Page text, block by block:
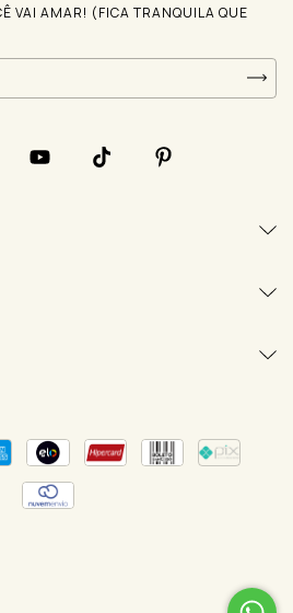
VAI AMAR! (FICA TRANQUILA QUE